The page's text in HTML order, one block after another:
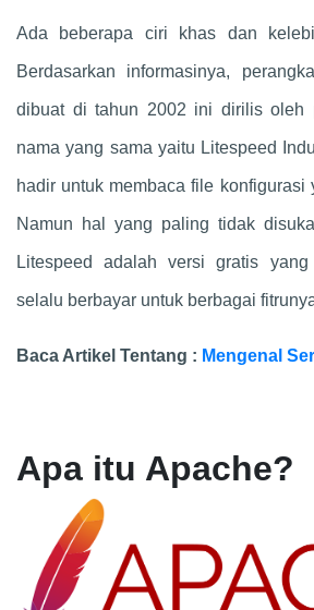
Ada beberapa ciri khas dan
Berdasarkan informasinya,
dibuat di tahun 2002 ini dirilis oleh
nama yang sama yaitu Litespeed
hadir untuk membaca file konfigurasi
Namun hal yang paling tidak
Litespeed adalah versi gratis
selalu berbayar untuk berbagai
Baca Artikel Tentang : Mengenal
Apa itu Apache?